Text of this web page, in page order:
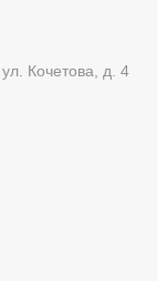
Кочетова, д. 4